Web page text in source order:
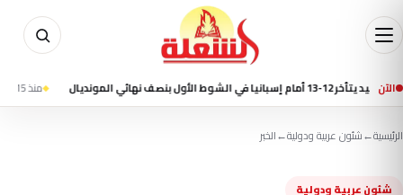
الآن
المونديال منذ 15 ساعة مقتل 7 أشخاص في إطلاق نار بمدرسة شمال بانكوك وانتحار الطالب المشتبه به
الرئيسية←شئون عربية ودولية←الخبر
شئون عربية ودولية